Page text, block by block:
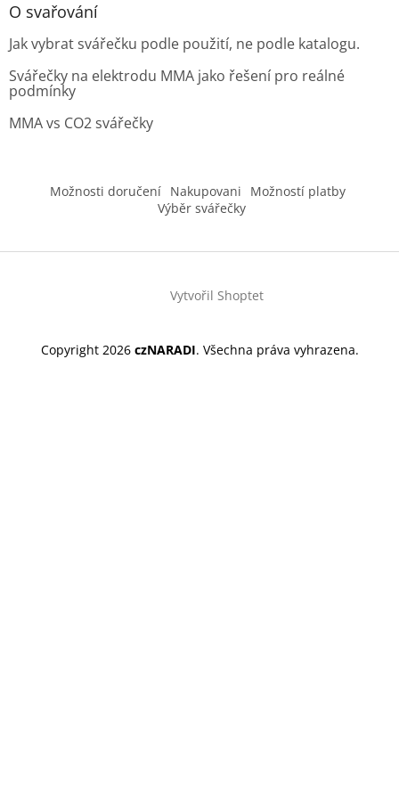
O svařování
Jak vybrat svářečku podle použití, ne podle katalogu.
Svářečky na elektrodu MMA jako řešení pro reálné
podmínky
MMA vs CO2 svářečky
Možnosti doručení Nakupovani
Možností platby
Výběr svářečky
Vytvořil Shoptet
Copyright 2026 czNARADI. Všechna práva vyhrazena.